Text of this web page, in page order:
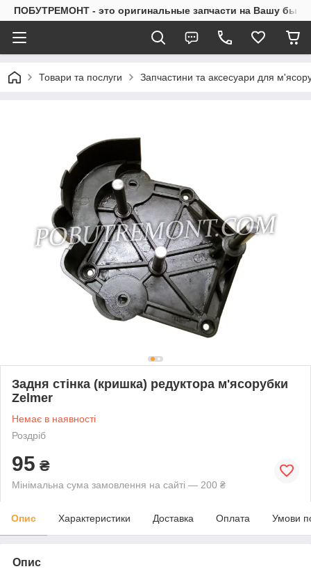
ПОБУТРЕМОНТ - это оригинальные запчасти на Вашу
Товари та послуги Запчастини та аксесуари для
Задня стінка (кришка) редуктора м'ясорубки
Zelmer
Немає в наявності
Роздріб
95 ₴
Мінімальна сума замовлення на сайті — 200 ₴
Опис Характеристики Доставка Оплата Умови
Опис